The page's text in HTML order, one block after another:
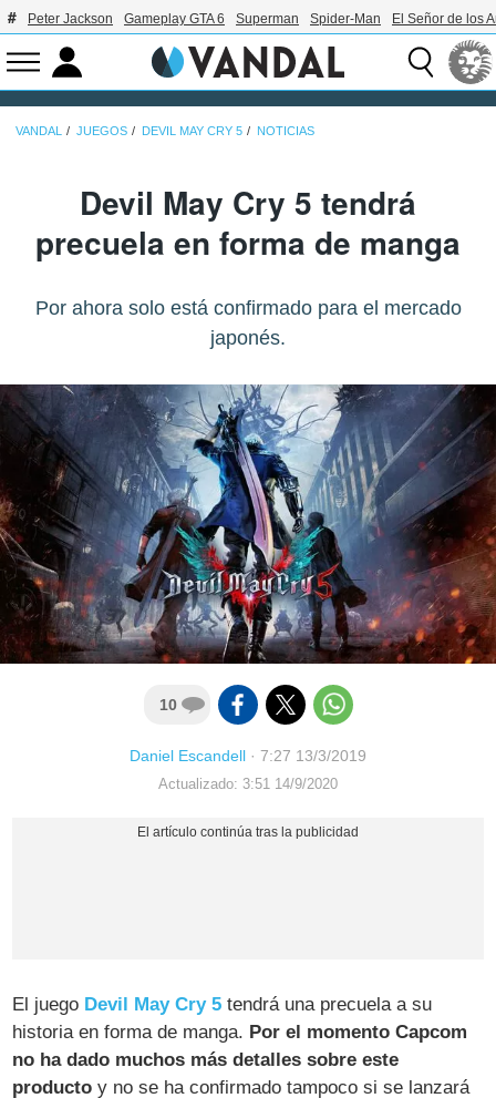
Peter Jackson Gameplay GTA 6 Superman Spider-Man El Señor de los
VANDAL JUEGOS DEVIL MAY CRY 5 NOTICIAS
Devil May Cry 5 tendrá
precuela en forma de manga
Por ahora solo está confirmado para el mercado
japonés.
10
Daniel Escandell · 7:27 13/3/2019
Actualizado: 3:51 14/9/2020
El juego Devil May Cry 5 tendrá una precuela a su
historia en forma de manga. Por el momento Capcom
no ha dado muchos más detalles sobre este
producto y no se ha confirmado tampoco si se lanzará